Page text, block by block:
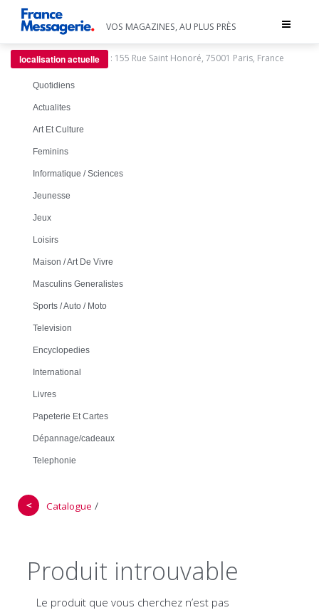
Toggle
VOS MAGAZINES, AU PLUS PRÈS
localisation actuelle : 155 Rue Saint Honoré, 75001 Paris, France
Quotidiens
Actualites
Art Et Culture
Feminins
Informatique / Sciences
Jeunesse
Jeux
Loisirs
Maison / Art De Vivre
Masculins Generalistes
Sports / Auto / Moto
Television
Encyclopedies
International
Livres
Papeterie Et Cartes
Dépannage/cadeaux
Telephonie
＜ Catalogue /
Produit introuvable
Le produit que vous cherchez n’est pas